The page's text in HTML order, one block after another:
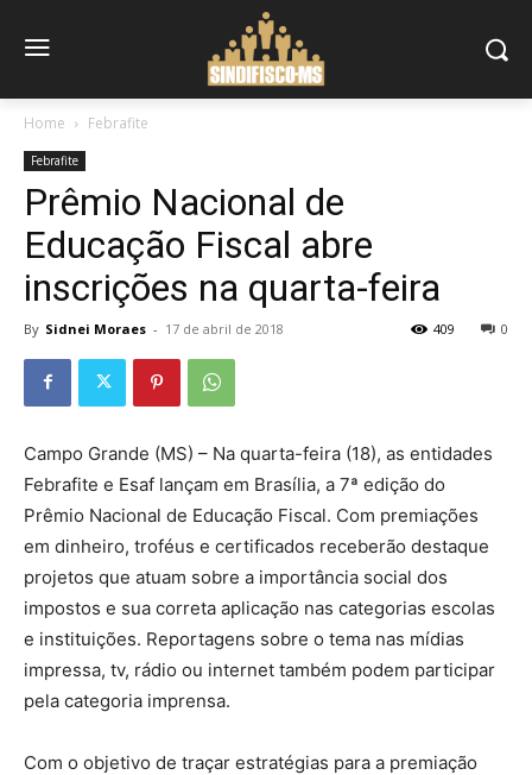
Home Febrafite
Febrafite
Prêmio Nacional de
Educação Fiscal abre
inscrições na quarta-feira
By Sidnei Moraes - 17 de abril de 2018 0
409
Campo Grande (MS) – Na quarta-feira (18), as entidades
Febrafite e Esaf lançam em Brasília, a 7ª edição do
Prêmio Nacional de Educação Fiscal. Com premiações
em dinheiro, troféus e certificados receberão destaque
projetos que atuam sobre a importância social dos
impostos e sua correta aplicação nas categorias escolas
e instituições. Reportagens sobre o tema nas mídias
impressa, tv, rádio ou internet também podem participar
pela categoria imprensa.
Com o objetivo de traçar estratégias para a premiação